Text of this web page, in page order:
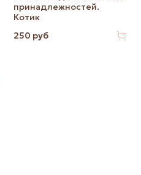
принадлежностей.
Котик
250 руб